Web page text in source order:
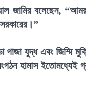
জামির বলেছেন,
গাজা যুদ্ধ এবং জিম্মি
হামাস